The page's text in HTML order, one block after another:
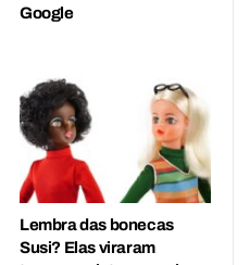
Google
Lembra das bonecas
Susi? Elas viraram